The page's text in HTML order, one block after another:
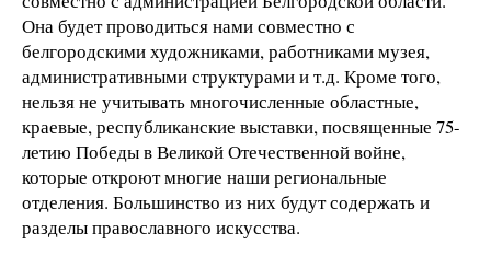
Она будет проводиться нами совместно с
белгородскими художниками, работниками музея,
административными структурами и т.д. Кроме того,
нельзя не учитывать многочисленные областные,
краевые, республиканские выставки, посвященные 75-
летию Победы в Великой Отечественной войне,
которые откроют многие наши региональные
отделения. Большинство из них будут содержать и
разделы православного искусства.